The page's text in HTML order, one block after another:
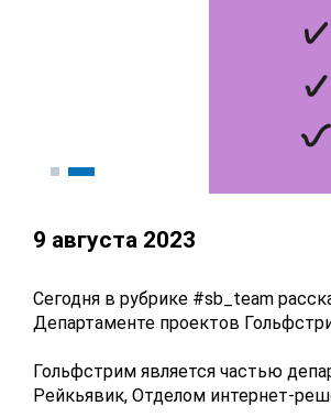
9 августа 2023
Сегодня в рубрике #sb_team
Департаменте проектов
Гольфстрим является частью
Рейкьявик, Отделом интернет-